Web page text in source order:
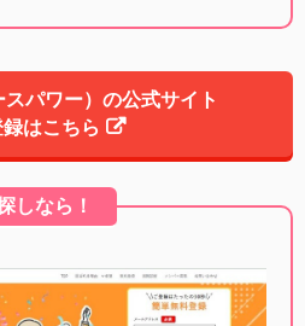
パワー）の公式サイト
はこちら
しなら！